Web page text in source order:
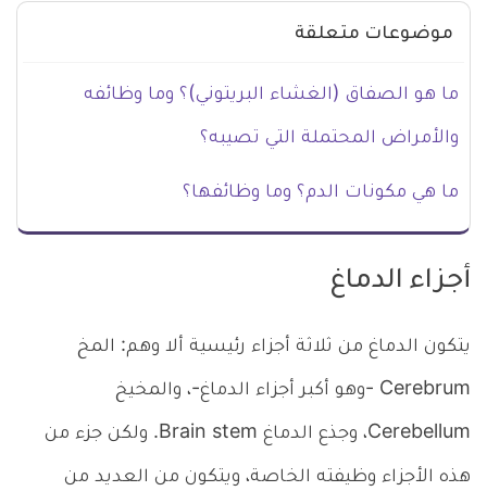
موضوعات متعلقة
ما هو الصفاق (الغشاء البريتوني)؟ وما وظائفه
والأمراض المحتملة التي تصيبه؟
ما هي مكونات الدم؟ وما وظائفها؟
أجزاء الدماغ
يتكون الدماغ من ثلاثة أجزاء رئيسية ألا وهم: المخ
Cerebrum -وهو أكبر أجزاء الدماغ-، والمخيخ
Cerebellum، وجذع الدماغ Brain stem. ولكن جزء من
هذه الأجزاء وظيفته الخاصة، ويتكون من العديد من